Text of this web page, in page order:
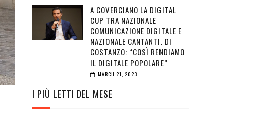
A COVERCIANO LA DIGITAL
CUP TRA NAZIONALE
COMUNICAZIONE DIGITALE E
NAZIONALE CANTANTI. DI
COSTANZO: “COSÌ RENDIAMO
IL DIGITALE POPOLARE”
MARCH 21, 2023
I PIÙ LETTI DEL MESE